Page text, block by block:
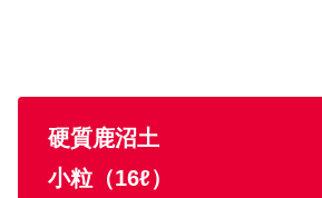
硬質鹿沼土
小粒（16ℓ）